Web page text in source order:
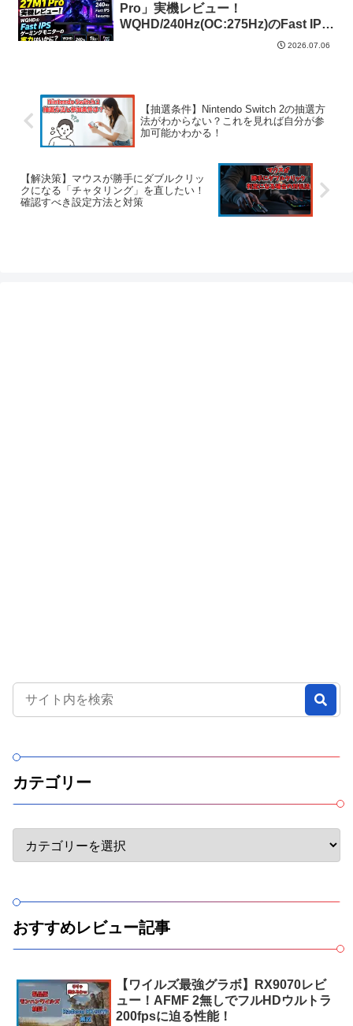
Pro」実機レビュー！
WQHD/240Hz(OC:275Hz)のFast IPS
ゲーミングモニターの実力は？2026.07.06
【抽選条件】Nintendo Switch 2の抽選方
法がわからない？これを見れば自分が参
加可能かわかる！
【解決策】マウスが勝手にダブルクリッ
クになる「チャタリング」を直したい！
確認すべき設定方法と対策
カテゴリー
おすすめレビュー記事
【ワイルズ最強グラボ】RX9070レビ
ュー！AFMF 2無しでフルHDウルトラ
200fpsに迫る性能！